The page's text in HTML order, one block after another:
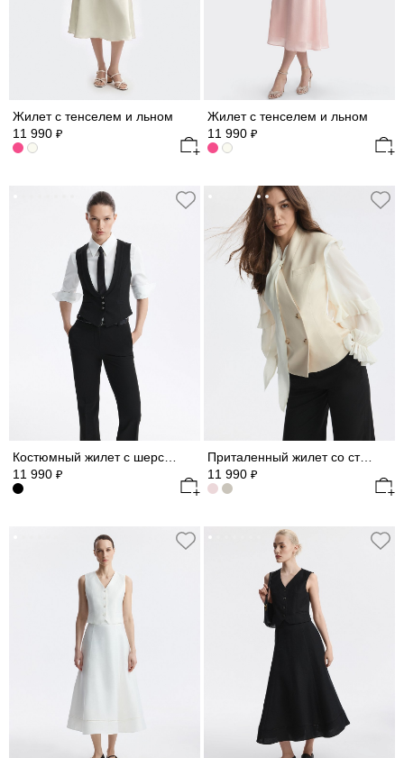
Жилет с тенселем и льном
11 990 ₽
Жилет с тенселем и льном
11 990 ₽
11 990 ₽
Приталенный жилет со стойкой
11 990 ₽